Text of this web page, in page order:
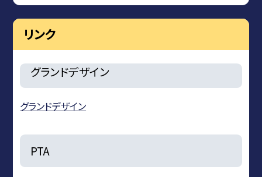
リンク
グランドデザイン
グランドデザイン
PTA